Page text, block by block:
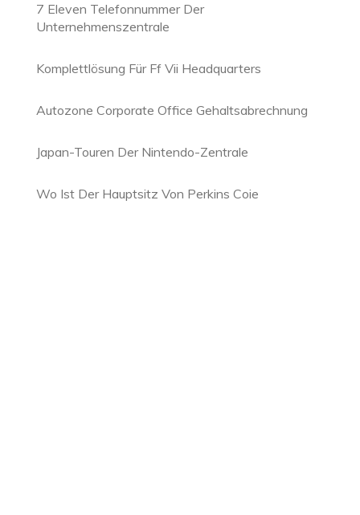
7 Eleven Telefonnummer Der
Unternehmenszentrale
Komplettlösung Für Ff Vii Headquarters
Autozone Corporate Office Gehaltsabrechnung
Japan-Touren Der Nintendo-Zentrale
Wo Ist Der Hauptsitz Von Perkins Coie